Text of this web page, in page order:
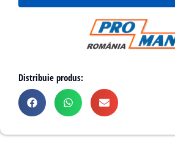
Distribuie produs: